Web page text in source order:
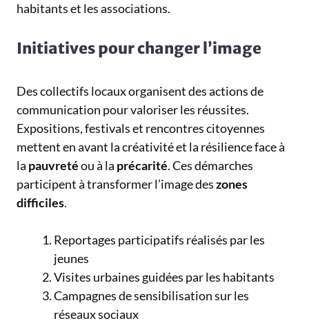
habitants et les associations.
Initiatives pour changer l’image
Des collectifs locaux organisent des actions de
communication pour valoriser les réussites.
Expositions, festivals et rencontres citoyennes
mettent en avant la créativité et la résilience face à
la pauvretéou à la précarité. Ces démarches
participent à transformer l’image deszones
difficiles.
Reportages participatifs réalisés par les
jeunes
Visites urbaines guidées par les habitants
Campagnes de sensibilisation sur les
réseaux sociaux